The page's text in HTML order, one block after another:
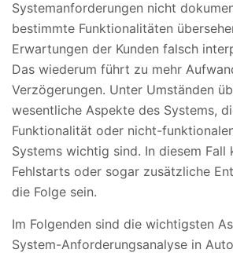
Systemanforderungen nicht
bestimmte Funktionalitäten
Erwartungen der Kunden falsch
Das wiederum führt zu mehr
Verzögerungen. Unter Umständen
wesentliche Aspekte des Systems,
Funktionalität oder nicht-
Systems wichtig sind. In diesem Fall
Fehlstarts oder sogar zusätzliche
die Folge sein.
Im Folgenden sind die wichtigsten
System-Anforderungsanalyse in